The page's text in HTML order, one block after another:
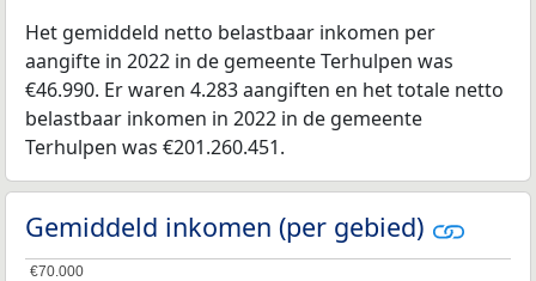
Het gemiddeld netto belastbaar inkomen per
aangifte in 2022 in de gemeente Terhulpen was
€46.990. Er waren 4.283 aangiften en het totale netto
belastbaar inkomen in 2022 in de gemeente
Terhulpen was €201.260.451.
Gemiddeld inkomen (per gebied)
€70.000
€70.000